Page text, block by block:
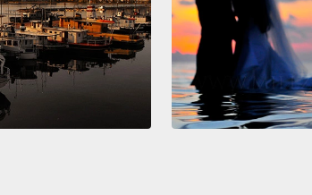
我只是想謝謝你們做出更多個我的版本。
Oh, that's great!
Yes. You are quite
喔，那很好!嗯。不用客氣。